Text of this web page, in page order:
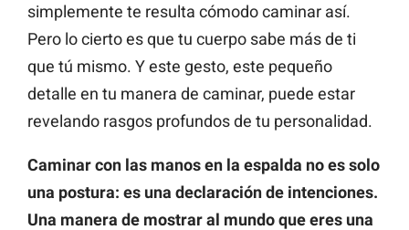
simplemente te resulta cómodo caminar así.
Pero lo cierto es que tu cuerpo sabe más de ti
que tú mismo. Y este gesto, este pequeño
detalle en tu manera de caminar, puede estar
revelando rasgos profundos de tu personalidad.
Caminar con las manos en la espalda no es solo
una postura: es una declaración de intenciones.
Una manera de mostrar al mundo que eres una